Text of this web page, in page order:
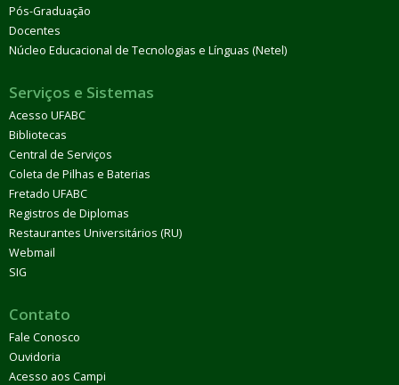
Pós-Graduação
Docentes
Núcleo Educacional de Tecnologias e Línguas (Netel)
Serviços e Sistemas
Acesso UFABC
Bibliotecas
Central de Serviços
Coleta de Pilhas e Baterias
Fretado UFABC
Registros de Diplomas
Restaurantes Universitários (RU)
Webmail
SIG
Contato
Fale Conosco
Ouvidoria
Acesso aos Campi